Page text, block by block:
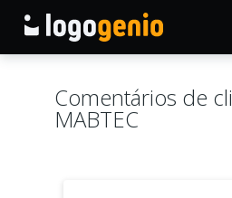
Gerador de logótipos IA
Comentários de
MABTEC